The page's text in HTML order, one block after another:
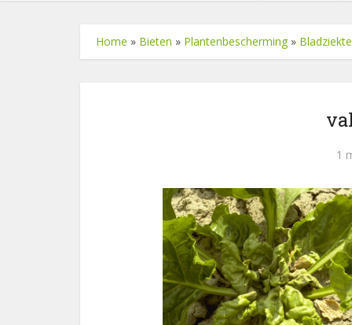
Home » Bieten » Plantenbescherming »
1